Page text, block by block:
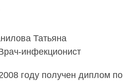
Татьяна
инфекционист
году получен диплом по